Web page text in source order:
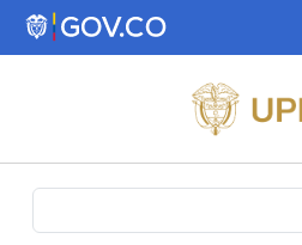
Pasar al contenido principal